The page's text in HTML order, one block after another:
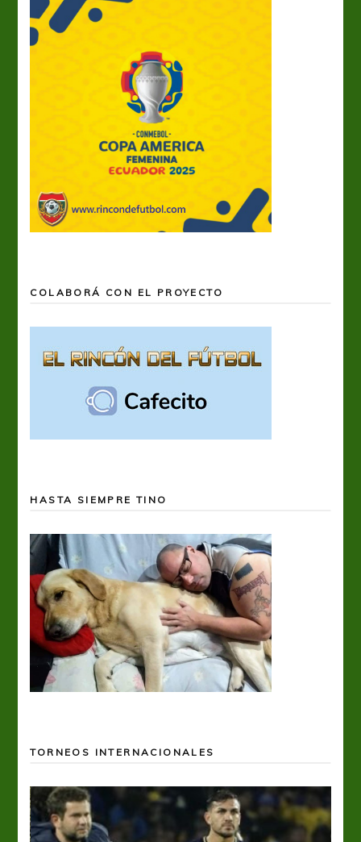
COLABORÁ CON EL PROYECTO
HASTA SIEMPRE TINO
TORNEOS INTERNACIONALES